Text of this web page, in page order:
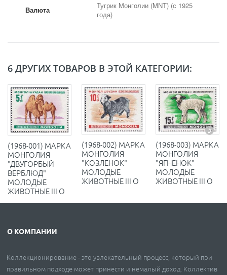
Валюта
Тугрик Монголии (MNT) (с 1925
года)
6 ДРУГИХ ТОВАРОВ В ЭТОЙ КАТЕГОРИИ:
(1968-001) МАРКА
МОНГОЛИЯ
"ДВУГОРБЫЙ
ВЕРБЛЮД"
МОЛОДЫЕ
ЖИВОТНЫЕ III O
(1968-002) МАРКА
МОНГОЛИЯ
"КОЗЛЕНОК"
МОЛОДЫЕ
ЖИВОТНЫЕ III O
(1968-003) МАРКА
МОНГОЛИЯ
"ЯГНЕНОК"
МОЛОДЫЕ
ЖИВОТНЫЕ III O
О КОМПАНИИ
Коллекционирование - это увлекательный процесс, который при
правильном подходе может принести и немалый доход. Коллектив